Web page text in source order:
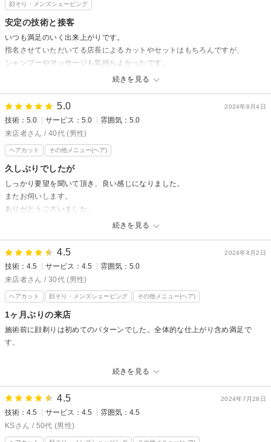
顔そり・メンズシェービング
安定の技術と接客
続きを見る
いつも満足のいく出来上がりです。
指名させていただいてる店長によるカットやセットはもちろんですが、
シャンプーやマッサージも気持ちよかったです。
ぐー様、いつもご来店誠にありがとうございます！
嬉しい口コミいただきありがとうございます！
スタッフ全員で常にお客様がより、どうしたら満足していただけるか
これからも追求し続けていきます！
またのご来店スタッフ一同心よりお待ちしてます！！
ヒロ銀座六本木店
2024年8月4日
5.0
技術：5.0 サービス：5.0
雰囲気：5.0
来店者さん / 40代 (男性)
ヘアカット その他メニュー(ヘア)
久しぶりでしたが
続きを見る
しっかり要望を聞いて頂き、良い感じになりました。
またお伺いします。
ありがとうございました。
お久しぶりのご来店ありがとうございます！
お客様のご要望と髪型や髪質に合わせて
お似合いになるようにカットできて良かったです！
いつでもいいので、お時間ある時にぜひお越し下さい！
またのご来店心よりお待ちしてます！！
ヒロ銀座六本木店
2024年8月2日
4.5
技術：4.5 サービス：4.5
雰囲気：5.0
来店者さん / 30代 (男性)
ヘアカット 顔そり・メンズシェービング その他メニュー(ヘア)
1ヶ月ぶりの来店
続きを見る
施術前に顔剃りは初めてのパターンでした。全体的な仕上がり含め満足で
す。
ヒロ銀座ヘアーサロン 麻布乃木坂 六本木駅前店からの返信
ご満足いただけたようで良かったです！
お店の都合上お顔剃りからのスタートなど
あると思いますが、皆様のおかげで繁盛させて
いただいております！
2024年7月28日
4.5
技術：4.5 サービス：4.5
雰囲気：4.5
KSさん / 50代 (男性)